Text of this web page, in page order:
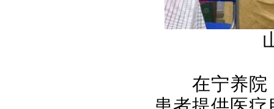
在宁养院